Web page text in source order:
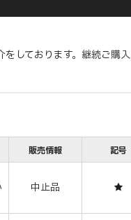
しております。継続ご購
販売情報 記号
中止品 ★